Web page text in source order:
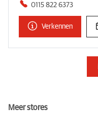
0115 822 6373
Verkennen
Meer stores